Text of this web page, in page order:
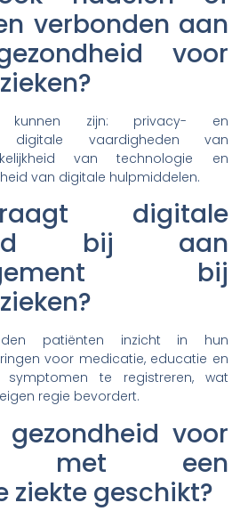
verbonden aan
voor
kunnen zijn: privacy- en
digitale vaardigheden van
van technologie en
van digitale hulpmiddelen.
digitale
bij aan
bij
patiënten inzicht in hun
voor medicatie, educatie en
symptomen te registreren, wat
regie bevordert.
voor
met een
ziekte geschikt?